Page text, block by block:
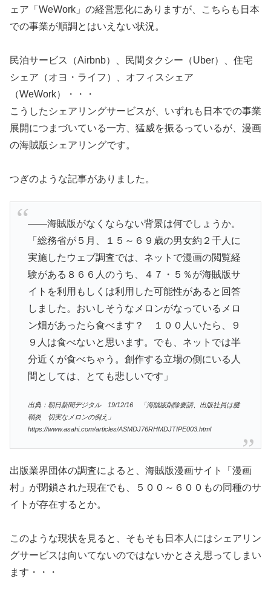
ェア「WeWork」の経営悪化にありますが、こちらも日本
での事業が順調とはいえない状況。
民泊サービス（Airbnb）、民間タクシー（Uber）、住宅
シェア（オヨ・ライフ）、オフィスシェア
（WeWork）・・・
こうしたシェアリングサービスが、いずれも日本での事業
展開につまづいている一方、猛威を振るっているが、漫画
の海賊版シェアリングです。
つぎのような記事がありました。
――海賊版がなくならない背景は何でしょうか。
「総務省が５月、１５～６９歳の男女約２千人に
実施したウェブ調査では、ネットで漫画の閲覧経
験がある８６６人のうち、４７・５％が海賊版サ
イトを利用もしくは利用した可能性があると回答
しました。おいしそうなメロンがなっているメロ
ン畑があったら食べます？ １００人いたら、９
９人は食べないと思います。でも、ネットでは半
分近くが食べちゃう。創作する立場の側にいる人
間としては、とても悲しいです」
出典：朝日新聞デジタル 19/12/16 「海賊版削除要請、出版社員は腱
鞘炎 切実なメロンの例え」
https://www.asahi.com/articles/ASMDJ76RHMDJTIPE003.html
出版業界団体の調査によると、海賊版漫画サイト「漫画
村」が閉鎖された現在でも、５００～６００もの同種のサ
イトが存在するとか。
このような現状を見ると、そもそも日本人にはシェアリン
グサービスは向いてないのではないかとさえ思ってしまい
ます・・・